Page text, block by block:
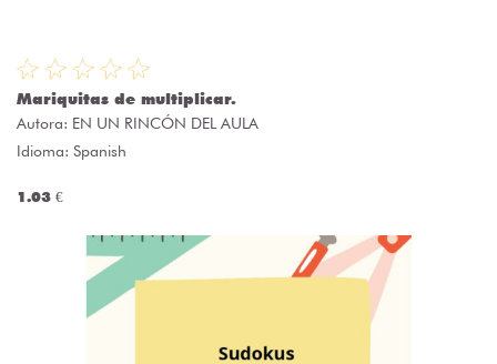
Mariquitas de multiplicar.
Autora: EN UN RINCÓN DEL AULA
Idioma: Spanish
1.03 €